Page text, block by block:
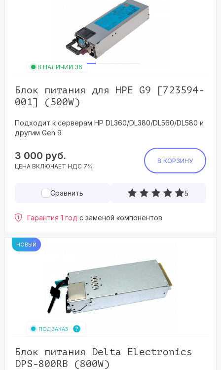
В НАЛИЧИИ 36
Блок питания для HPE G9 [723594-
001] (500W)
Подходит к серверам HP DL360/DL380/DL560/DL580 и
другим Gen 9
3 000 руб.
ЦЕНА ВКЛЮЧАЕТ НДС 7%
В КОРЗИНУ
Сравнить 5
Гарантия 1 год с заменой компонентов
НОВЫЙ
ПОД ЗАКАЗ
Блок питания Delta Electronics
DPS-800RB (800W)